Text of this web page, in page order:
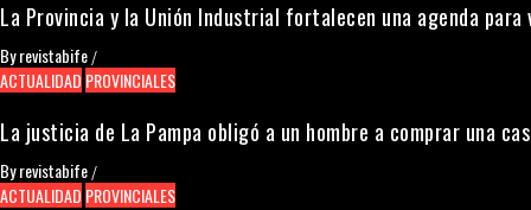
La Provincia y la Unión Industrial fortalecen una agenda para
Byrevistabife /
ACTUALIDAD PROVINCIALES
La justicia de La Pampa obligó a un hombre a comprar una
Byrevistabife /
ACTUALIDAD PROVINCIALES